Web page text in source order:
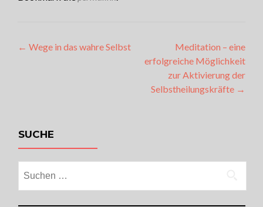
Artikel-
← Wege in das wahre Selbst
Meditation – eine
erfolgreiche Möglichkeit
zur Aktivierung der
Selbstheilungskräfte →
SUCHE
nach: